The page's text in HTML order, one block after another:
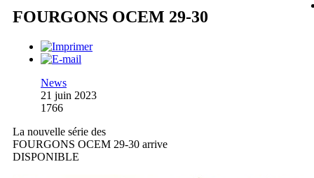
FOURGONS OCEM 29-30
News
21 juin 2023
1766
La nouvelle série des
FOURGONS OCEM 29-30 arrive
DISPONIBLE